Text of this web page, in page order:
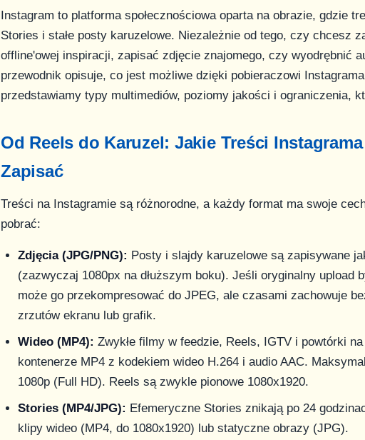
Instagram to platforma społecznościowa oparta na obrazie, gdzie
Stories i stałe posty karuzelowe. Niezależnie od tego, czy chcesz
offline'owej inspiracji, zapisać zdjęcie znajomego, czy wyodrębnić
przewodnik opisuje, co jest możliwe dzięki pobieraczowi
przedstawiamy typy multimediów, poziomy jakości i ograniczenia,
Od Reels do Karuzel: Jakie Treści
Zapisać
Treści na Instagramie są różnorodne, a każdy format ma swoje
pobrać:
Zdjęcia (JPG/PNG): Posty i slajdy karuzelowe są zapisywane
(zazwyczaj 1080px na dłuższym boku). Jeśli oryginalny upload
może go przekompresować do JPEG, ale czasami zachowuje
zrzutów ekranu lub grafik.
Wideo (MP4): Zwykłe filmy w feedzie, Reels, IGTV i powtórki
kontenerze MP4 z kodekiem wideo H.264 i audio AAC.
1080p (Full HD). Reels są zwykle pionowe 1080x1920.
Stories (MP4/JPG): Efemeryczne Stories znikają po 24
klipy wideo (MP4, do 1080x1920) lub statyczne obrazy (JPG).